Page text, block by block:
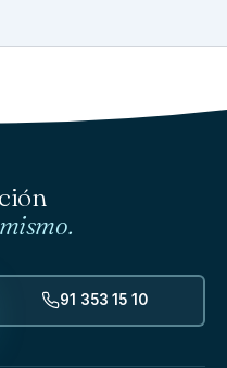
91 353 15 10